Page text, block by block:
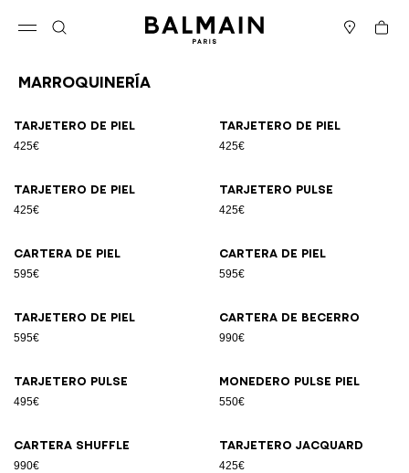
Cesta
Marroquinería
Tarjetero de piel
425€
Tarjetero de piel
425€
Tarjetero de piel
425€
Tarjetero Pulse
425€
Cartera de piel
595€
Cartera de piel
595€
Tarjetero de piel
595€
Cartera de becerro
990€
Tarjetero Pulse
495€
Monedero Pulse piel
550€
Cartera Shuffle
990€
Tarjetero jacquard
425€